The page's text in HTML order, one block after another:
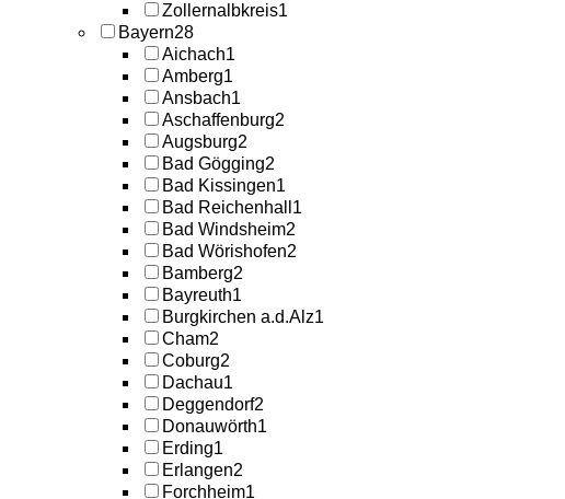
Zollernalbkreis1
Bayern28
Aichach1
Amberg1
Ansbach1
Aschaffenburg2
Augsburg2
Bad Gögging2
Bad Kissingen1
Bad Reichenhall 1
Bad Windsheim2
Bad Wörishofen2
Bamberg2
Bayreuth1
Burgkirchen a.d.Alz1
Cham2
Coburg2
Dachau1
Deggendorf2
Donauwörth1
Erding1
Erlangen2
Forchheim1